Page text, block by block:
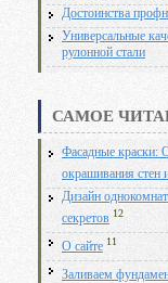
Достоинства
Универсальные
рулонной стали
САМОЕ
Фасадные краски:
окрашивания стен
Дизайн
секретов 12
О сайте 11
Заливаем